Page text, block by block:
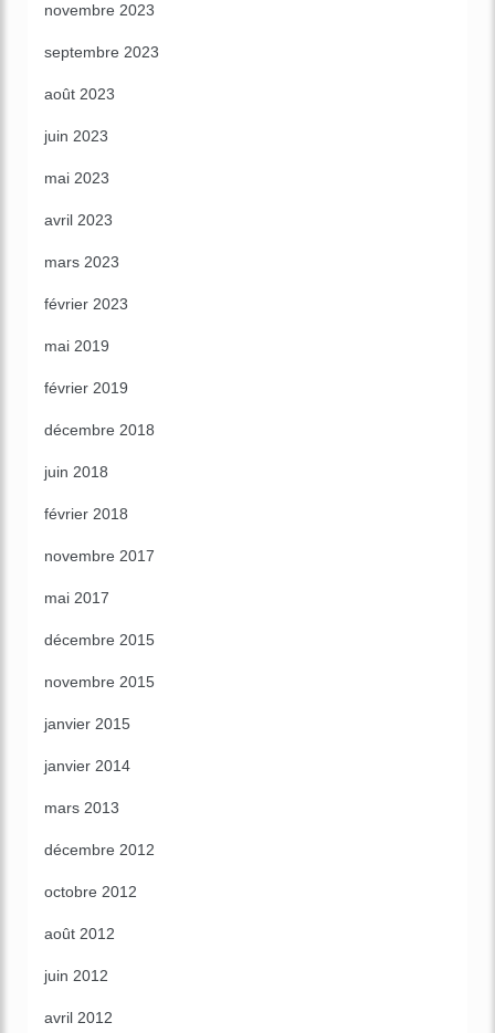
novembre 2023
septembre 2023
août 2023
juin 2023
mai 2023
avril 2023
mars 2023
février 2023
mai 2019
février 2019
décembre 2018
juin 2018
février 2018
novembre 2017
mai 2017
décembre 2015
novembre 2015
janvier 2015
janvier 2014
mars 2013
décembre 2012
octobre 2012
août 2012
juin 2012
avril 2012